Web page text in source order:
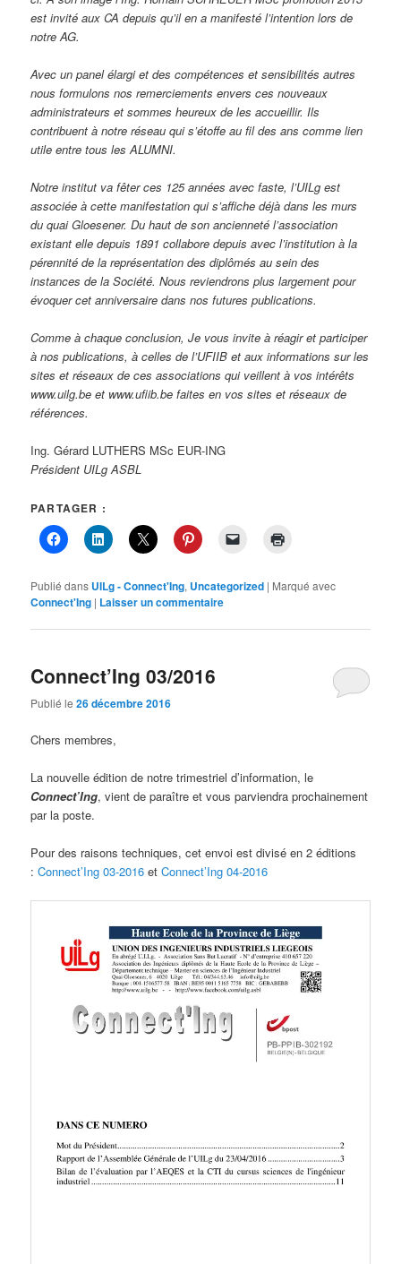
est invité aux CA depuis qu’il en a manifesté l’intention lors de
notre AG.
Avec un panel élargi et des compétences et sensibilités autres
nous formulons nos remerciements envers ces nouveaux
administrateurs et sommes heureux de les accueillir. Ils
contribuent à notre réseau qui s’étoffe au fil des ans comme lien
utile entre tous les ALUMNI.
Notre institut va fêter ces 125 années avec faste, l’UILg est
associée à cette manifestation qui s’affiche déjà dans les murs
du quai Gloesener. Du haut de son ancienneté l’association
existant elle depuis 1891 collabore depuis avec l’institution à la
pérennité de la représentation des diplômés au sein des
instances de la Société. Nous reviendrons plus largement pour
évoquer cet anniversaire dans nos futures publications.
Comme à chaque conclusion, Je vous invite à réagir et participer
à nos publications, à celles de l’UFIIB et aux informations sur les
sites et réseaux de ces associations qui veillent à vos intérêts
www.uilg.be et www.ufiib.be faites en vos sites et réseaux de
références.
Ing. Gérard LUTHERS MSc EUR-ING
Président UILg ASBL
PARTAGER :
Publié dans UILg - Connect'Ing, Uncategorized | Marqué avec
Connect'Ing | Laisser un commentaire
Connect’Ing 03/2016
Publié le26 décembre 2016
Chers membres,
La nouvelle édition de notre trimestriel d’information, le
Connect’Ing, vient de paraître et vous parviendra prochainement
par la poste.
Pour des raisons techniques, cet envoi est divisé en 2 éditions
:Connect’Ing 03-2016 etConnect’Ing 04-2016